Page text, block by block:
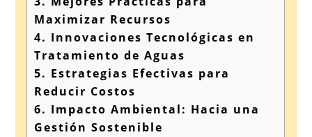
Maximizar Recursos
4. Innovaciones Tecnológicas en
Tratamiento de Aguas
5. Estrategias Efectivas para
Reducir Costos
6. Impacto Ambiental: Hacia una
Gestión Sostenible